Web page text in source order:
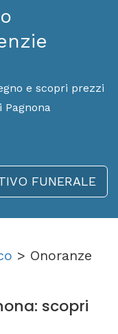
e scopri prezzi
FUNERALE
> Onoranze
scopri